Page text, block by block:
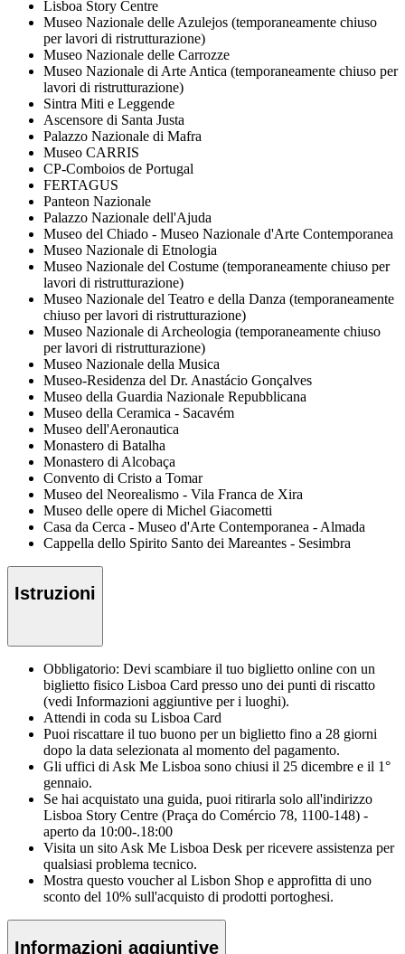
Lisboa Story Centre
Museo Nazionale delle Azulejos (temporaneamente chiuso
per lavori di ristrutturazione)
Museo Nazionale delle Carrozze
Museo Nazionale di Arte Antica (temporaneamente chiuso per
lavori di ristrutturazione)
Sintra Miti e Leggende
Ascensore di Santa Justa
Palazzo Nazionale di Mafra
Museo CARRIS
CP-Comboios de Portugal
FERTAGUS
Panteon Nazionale
Palazzo Nazionale dell'Ajuda
Museo del Chiado - Museo Nazionale d'Arte Contemporanea
Museo Nazionale di Etnologia
Museo Nazionale del Costume (temporaneamente chiuso per
lavori di ristrutturazione)
Museo Nazionale del Teatro e della Danza (temporaneamente
chiuso per lavori di ristrutturazione)
Museo Nazionale di Archeologia (temporaneamente chiuso
per lavori di ristrutturazione)
Museo Nazionale della Musica
Museo-Residenza del Dr. Anastácio Gonçalves
Museo della Guardia Nazionale Repubblicana
Museo della Ceramica - Sacavém
Museo dell'Aeronautica
Monastero di Batalha
Monastero di Alcobaça
Convento di Cristo a Tomar
Museo del Neorealismo - Vila Franca de Xira
Museo delle opere di Michel Giacometti
Casa da Cerca - Museo d'Arte Contemporanea - Almada
Cappella dello Spirito Santo dei Mareantes - Sesimbra
Istruzioni
Obbligatorio: Devi scambiare il tuo biglietto online con un
biglietto fisico Lisboa Card presso uno dei punti di riscatto
(vedi Informazioni aggiuntive per i luoghi).
Attendi in coda su Lisboa Card
Puoi riscattare il tuo buono per un biglietto fino a 28 giorni
dopo la data selezionata al momento del pagamento.
Gli uffici di Ask Me Lisboa sono chiusi il 25 dicembre e il 1°
gennaio.
Se hai acquistato una guida, puoi ritirarla solo all'indirizzo
Lisboa Story Centre (Praça do Comércio 78, 1100-148) -
aperto da 10:00-.18:00
Visita un sito Ask Me Lisboa Desk per ricevere assistenza per
qualsiasi problema tecnico.
Mostra questo voucher al Lisbon Shop e approfitta di uno
sconto del 10% sull'acquisto di prodotti portoghesi.
Informazioni aggiuntive